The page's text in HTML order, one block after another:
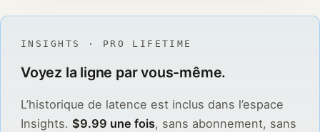
INSIGHTS · PRO LIFETIME
Voyez la ligne par vous-même.
L’historique de latence est inclus dans l’espace
Insights. $9.99 une fois, sans abonnement, sans